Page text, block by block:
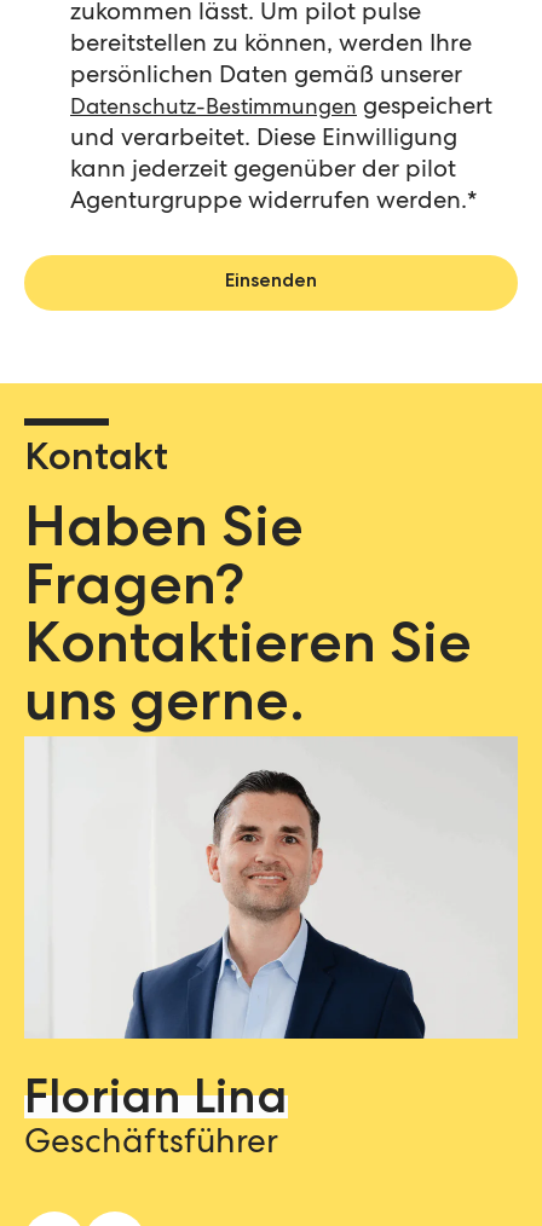
zukommen lässt. Um pilot pulse
bereitstellen zu können, werden Ihre
persönlichen Daten gemäß unserer
Datenschutz-Bestimmungen gespeichert
und verarbeitet. Diese Einwilligung
kann jederzeit gegenüber der pilot
Agenturgruppe widerrufen werden.*
Kontakt
Haben Sie
Fragen?
Kontaktieren Sie
uns gerne.
Florian Lina
Geschäftsführer